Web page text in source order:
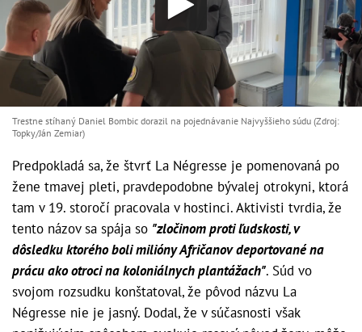
Trestne stíhaný Daniel Bombic dorazil na pojednávanie Najvyššieho súdu (Zdroj:
Topky/Ján Zemiar)
Predpokladá sa, že štvrť La Négresse je pomenovaná po
žene tmavej pleti, pravdepodobne bývalej otrokyni, ktorá
tam v 19. storočí pracovala v hostinci. Aktivisti tvrdia, že
tento názov sa spája so "zločinom proti ľudskosti, v
dôsledku ktorého boli milióny Afričanov deportované na
prácu ako otroci na koloniálnych plantážach". Súd vo
svojom rozsudku konštatoval, že pôvod názvu La
Négresse nie je jasný. Dodal, že v súčasnosti však